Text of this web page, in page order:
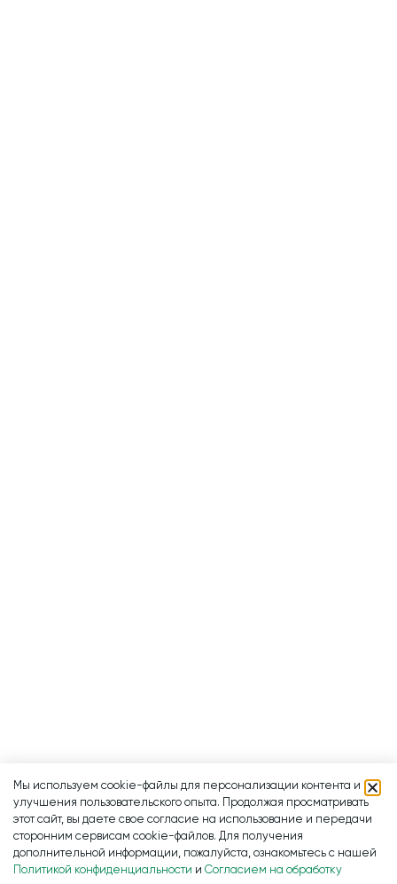
Мы используем cookie-файлы для персонализации контента и
улучшения пользовательского опыта. Продолжая просматривать
этот сайт, вы даете свое согласие на использование и передачи
сторонним сервисам cookie-файлов. Для получения
дополнительной информации, пожалуйста, ознакомьтесь с нашей
Политикой конфиденциальности и Согласием на обработку